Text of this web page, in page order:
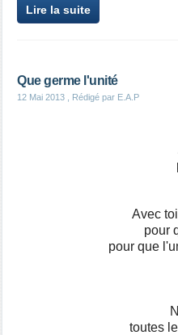
Lire la suite
Que germe l'unité
12 Mai 2013 , Rédigé par E.A.P
Avec
pour
pour que
toutes